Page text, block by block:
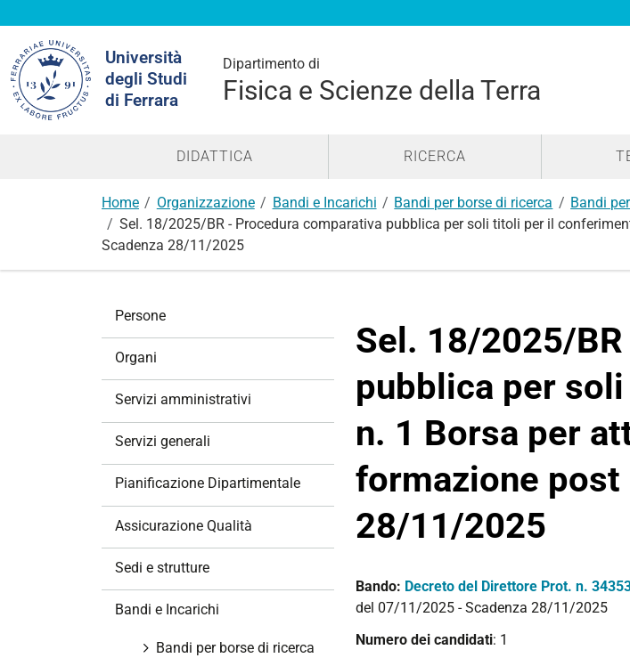
Università
degli Studi
di Ferrara
Dipartimento di
Fisica e Scienze della Terra
nel
sito
DIDATTICA RICERCA
Home Organizzazione Bandi e Incarichi Bandi per borse di ricerca
Bandi
Sel. 18/2025/BR - Procedura comparativa pubblica per soli titoli per il
Scadenza 28/11/2025
Sel. 18/2025/
pubblica per
n. 1 Borsa per
formazione post
28/11/2025
Bando: Decreto del Direttore Prot. n.
del 07/11/2025 - Scadenza 28/11/2025
Numero dei candidati: 1
Persone
Organi
Servizi amministrativi
Servizi generali
Pianificazione Dipartimentale
Assicurazione Qualità
Sedi e strutture
Bandi e Incarichi
Bandi per borse di ricerca